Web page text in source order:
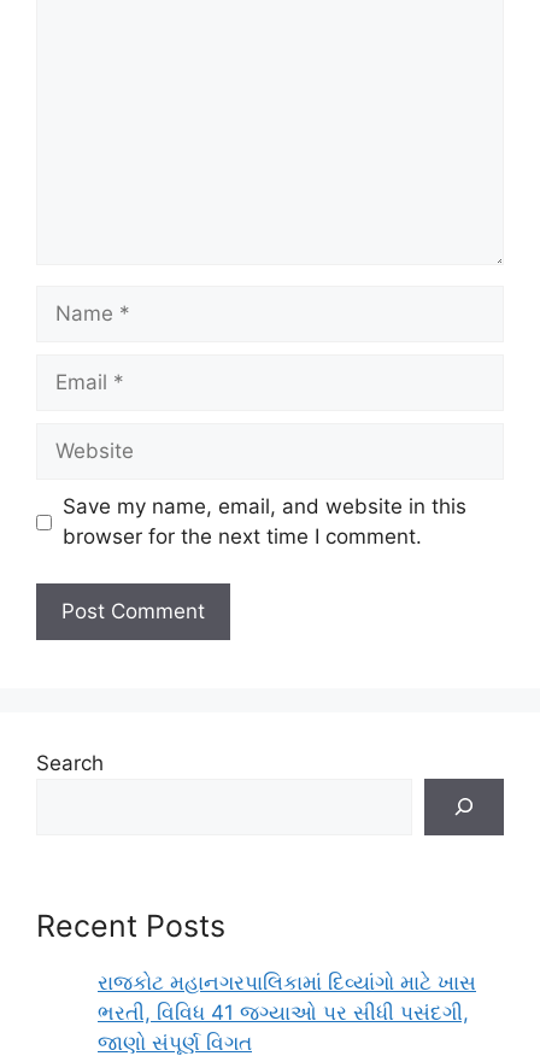
Name
Email
Website
Save my name, email, and website in this
browser for the next time I comment.
Search
Recent Posts
રાજકોટ મહાનગરપાલિકામાં દિવ્યાંગો માટે ખાસ
ભરતી, વિવિધ 41 જગ્યાઓ પર સીધી પસંદગી,
જાણો સંપૂર્ણ વિગત